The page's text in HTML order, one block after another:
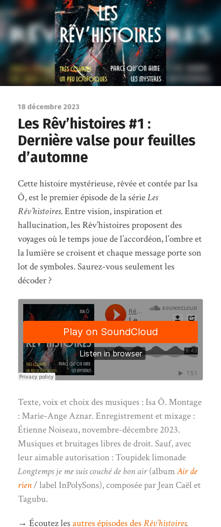
18 décembre 2023
Les Rêv’histoires #1 :
Dernière valse pour feuilles
d’automne
Cette histoire mystérieuse, rêvée et contée par Isa
Ô, est le premier épisode de la sérieLes
Rêv’histoires. Entre vision, inspiration et
hallucination, les Rêv’histoires proposent des
voyages où le temps joue de l’accordéon, l’ombre et
la lumière se croisent et chaque message porte son
lot de symboles. Saurez-vous seulement les
décoder ?
Texte, voix et choix des musiques : Isa Ô. Montage
: Marie-Ange Aznar. Enregistrement et mixage :
Étienne Noiseau, novembre-décembre 2023.
Musiques et bruitages libres de droit. Sauf, avec
leur aimable autorisation : Toupidek limonade
Longtemps je me suis couché de bon air(albumAir de
rien/ label InPolySons), composée par Jean Caël et
Tagubu.
→ Écoutez les autres épisodes des Rêv’histoires.